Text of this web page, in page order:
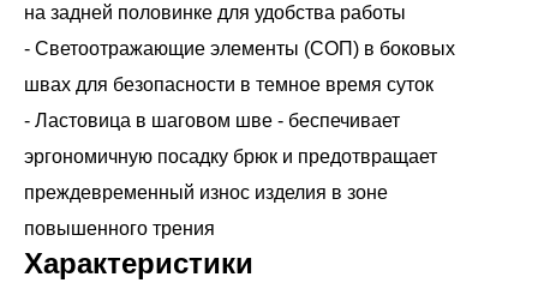
на задней половинке для удобства работы
- Светоотражающие элементы (СОП) в боковых
швах для безопасности в темное время суток
- Ластовица в шаговом шве - беспечивает
эргономичную посадку брюк и предотвращает
преждевременный износ изделия в зоне
Характеристики